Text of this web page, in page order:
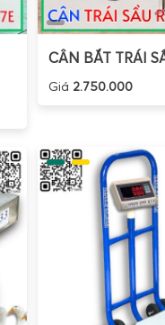
CÂN BẮT TRÁI
Giá 2.750.000